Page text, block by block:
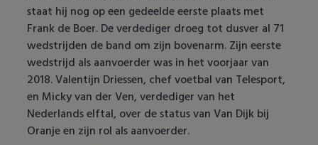
NAC Breda
PEC Zwolle
PSV
Roda JC
staat hij nog op een gedeelde eerste plaats met
Frank de Boer. De verdediger droeg tot dusver al 71
wedstrijden de band om zijn bovenarm. Zijn eerste
wedstrijd als aanvoerder was in het voorjaar van
2018. Valentijn Driessen, chef voetbal van Telesport,
en Micky van der Ven, verdediger van het
Nederlands elftal, over de status van Van Dijk bij
Oranje en zijn rol als aanvoerder.